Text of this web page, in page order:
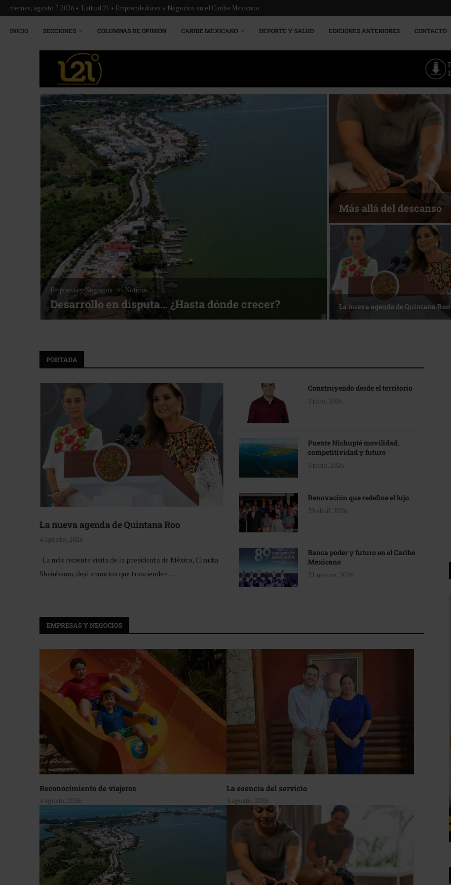
viernes, agosto 7 2026 • Latitud 21 • Emprendedores y Negocios en el Caribe Mexicano
INICIO SECCIONES COLUMNAS DE OPINIÓN CARIBE MEXICANO DEPORTE Y SALUD EDICIONES ANTERIORES CONTACTO
Noticias
Bottega, un viaje servido a la mesa
Energía que Impulsa la
Reconocimiento de viajeros
PORTADA
La nueva agenda de Quintana Roo
4 agosto, 2026
La más reciente visita de la presidenta de México, Claudia
Sheinbaum, dejó anuncios que trascienden …
Construyendo desde el territorio
2 julio, 2026
Puente Nichupté movilidad,
competitividad y futuro
3 junio, 2026
Renovación que redefine el lujo
30 abril, 2026
Banca poder y futuro en el Caribe
Mexicano
31 marzo, 2026
EMPRESAS Y NEGOCIOS
Reconocimiento de viajeros
4 agosto, 2026
La esencia del servicio
4 agosto, 2026